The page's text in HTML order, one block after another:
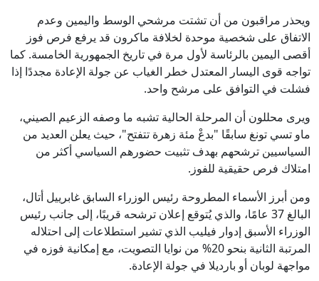
ويحذر مراقبون من أن تشتت مرشحي الوسط واليمين وعدم
الاتفاق على شخصية موحدة لخلافة ماكرون قد يرفع فرص فوز
أقصى اليمين بالرئاسة لأول مرة في تاريخ الجمهورية الخامسة. كما
تواجه قوى اليسار المعتدل خطر الغياب عن جولة الإعادة مجددًا إذا
فشلت في التوافق على مرشح واحد.
ويرى محللون أن المرحلة الحالية تشبه ما وصفه الزعيم الصيني،
ماو تسي تونغ سابقًا "بدعْ مئة زهرة تتفتح"، حيث يعلن العديد من
السياسيين ترشحهم بهدف تثبيت حضورهم السياسي أكثر من
امتلاك فرص حقيقية للفوز.
ومن أبرز الأسماء المطروحة رئيس الوزراء السابق غابرييل أتال،
البالغ 37 عامًا، والذي يُتوقع إعلان ترشحه قريبًا، إلى جانب رئيس
الوزراء الأسبق إدوار فيليب الذي تشير استطلاعات إلى احتلاله
المرتبة الثانية بنحو 20% من نوايا التصويت، مع إمكانية فوزه في
مواجهة لوبان أو بارديلا في جولة الإعادة.